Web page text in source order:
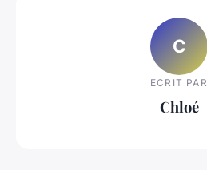
C
ECRIT PAR
Chloé